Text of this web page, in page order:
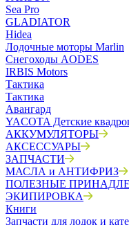
Sea Pro
GLADIATOR
Hidea
Лодочные моторы Marlin
Снегоходы AODES
IRBIS Motors
Тактика
Тактика
Авангард
YACOTA Детские
АККУМУЛЯТОРЫ
АКСЕССУАРЫ
ЗАПЧАСТИ
МАСЛА и АНТИФРИЗ
ПОЛЕЗНЫЕ
ЭКИПИРОВКА
Книги
Запчасти для лодок и